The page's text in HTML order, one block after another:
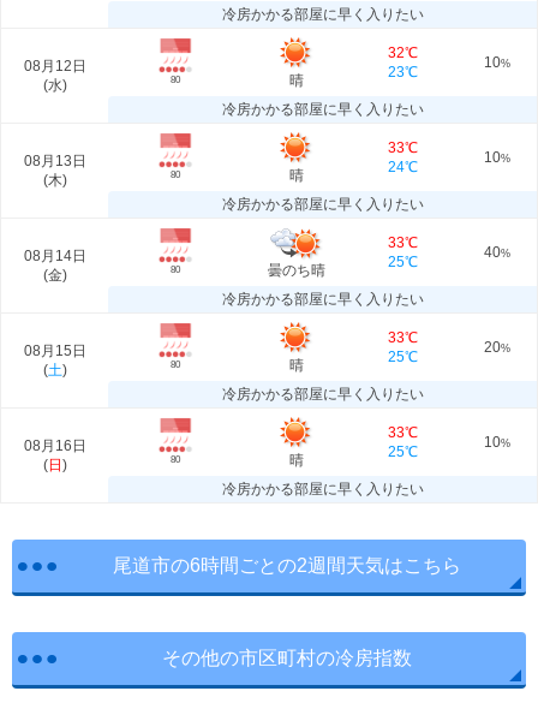
冷房かかる部屋に早く入りたい
08月12日
(水) 80 晴
32℃
23℃
10%
冷房かかる部屋に早く入りたい
08月13日
(木) 80 晴
33℃
24℃
10%
冷房かかる部屋に早く入りたい
08月14日
(金) 80 曇のち晴
33℃
25℃
40%
冷房かかる部屋に早く入りたい
08月15日
(土) 80 晴
33℃
25℃
20%
冷房かかる部屋に早く入りたい
08月16日
(日 ) 80 晴
33℃
25℃
10%
冷房かかる部屋に早く入りたい
尾道市の6時間ごとの2週間天気はこちら
その他の市区町村の冷房指数